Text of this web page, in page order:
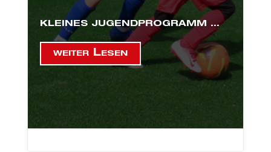
KLEINES JUGENDPROGRAMM …
weiter Lesen